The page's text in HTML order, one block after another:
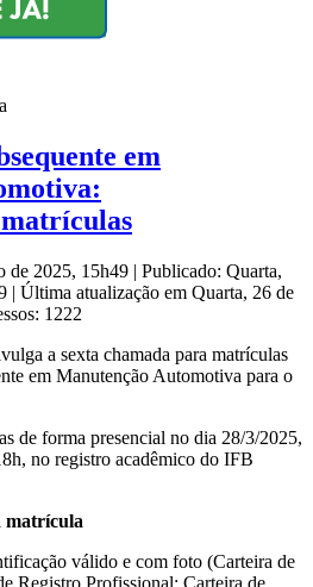
em
matrículas
de 2025, 15h49 | Publicado: Quarta,
| Última atualização em Quarta, 26 de
1222
a sexta chamada para matrículas
em Manutenção Automotiva para o
de forma presencial no dia 28/3/2025,
no registro acadêmico do IFB
matrícula
válido e com foto (Carteira de
Registro Profissional; Carteira de